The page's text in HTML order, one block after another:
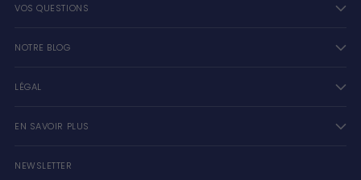
VOS QUESTIONS
NOTRE BLOG
LÉGAL
EN SAVOIR PLUS
NEWSLETTER